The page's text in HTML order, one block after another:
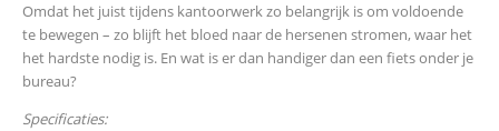
Omdat het juist tijdens kantoorwerk zo belangrijk is om voldoende
te bewegen – zo blijft het bloed naar de hersenen stromen, waar het
het hardste nodig is. En wat is er dan handiger dan een fiets onder je
bureau?
Specificaties: